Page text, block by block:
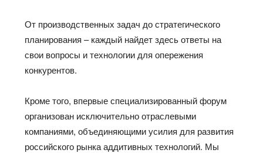
От производственных задач до стратегического
планирования – каждый найдет здесь ответы на
свои вопросы и технологии для опережения
конкурентов.
Кроме того, впервые специализированный форум
организован исключительно отраслевыми
компаниями, объединяющими усилия для развития
российского рынка аддитивных технологий. Мы